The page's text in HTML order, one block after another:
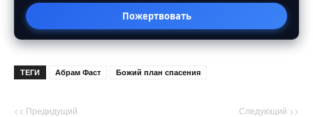
Пожертвовать
ТЕГИ Абрам Фаст Божий план спасения
<< Предидущий Следующий >>